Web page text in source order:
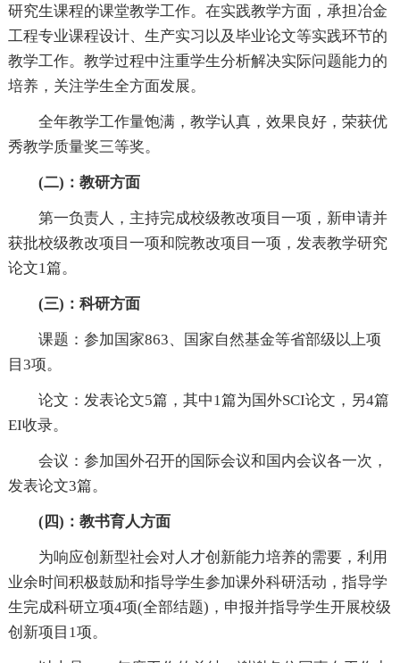
研究生课程的课堂教学工作。在实践教学方面，承担冶金
工程专业课程设计、生产实习以及毕业论文等实践环节的
教学工作。教学过程中注重学生分析解决实际问题能力的
培养，关注学生全方面发展。
全年教学工作量饱满，教学认真，效果良好，荣获优
秀教学质量奖三等奖。
(二)：教研方面
第一负责人，主持完成校级教改项目一项，新申请并
获批校级教改项目一项和院教改项目一项，发表教学研究
论文1篇。
(三)：科研方面
课题：参加国家863、国家自然基金等省部级以上项
目3项。
论文：发表论文5篇，其中1篇为国外SCI论文，另4篇
EI收录。
会议：参加国外召开的国际会议和国内会议各一次，
发表论文3篇。
(四)：教书育人方面
为响应创新型社会对人才创新能力培养的需要，利用
业余时间积极鼓励和指导学生参加课外科研活动，指导学
生完成科研立项4项(全部结题)，申报并指导学生开展校级
创新项目1项。